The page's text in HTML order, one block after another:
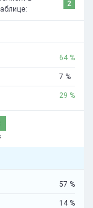
2
64 %
7 %
29 %
57 %
14 %